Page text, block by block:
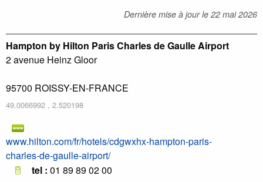
Dernière mise à jour le 22 mai 2026
Hampton by Hilton Paris Charles de Gaulle Airport
2 avenue Heinz Gloor
95700 ROISSY-EN-FRANCE
49.0066992 , 2.520198
www.hilton.com/fr/hotels/cdgwxhx-hampton-paris-
charles-de-gaulle-airport/
tel : 01 89 89 02 00